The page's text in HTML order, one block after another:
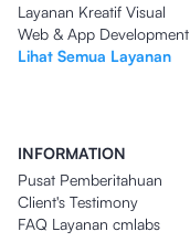
Layanan Kreatif Visual
Web & App Development
Lihat Semua Layanan
INFORMATION
Pusat Pemberitahuan
Client's Testimony
FAQ Layanan cmlabs